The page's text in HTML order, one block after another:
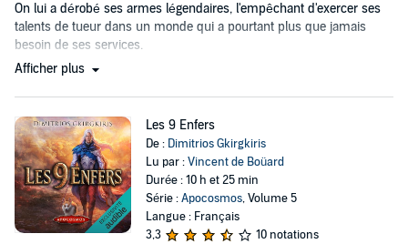
On lui a dérobé ses armes légendaires, l'empêchant d'exercer ses
talents de tueur dans un monde qui a pourtant plus que jamais
besoin de ses services.
Afficher plus
Les 9 Enfers
De : Dimitrios Gkirgkiris
Lu par :Vincent de Boüard
Durée : 10 h et 25 min
Série :Apocosmos, Volume 5
Langue : Français
3,3
10 notations